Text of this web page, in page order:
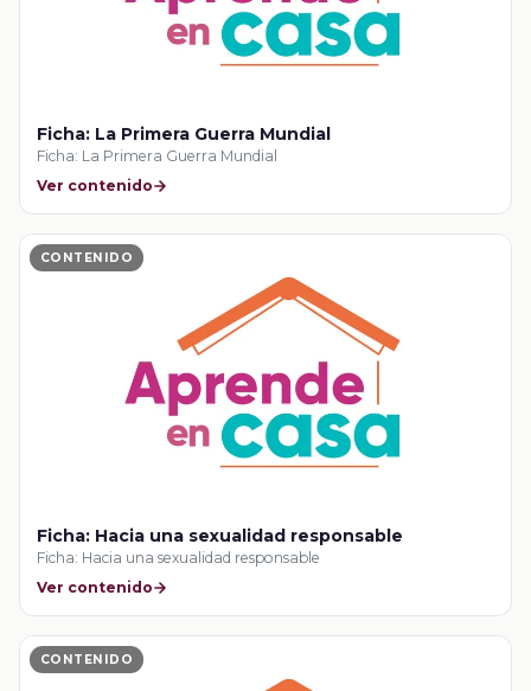
Ficha: La Primera Guerra Mundial
Ficha: La Primera Guerra Mundial
Ver contenido
CONTENIDO
Ficha: Hacia una sexualidad responsable
Ficha: Hacia una sexualidad responsable
Ver contenido
CONTENIDO